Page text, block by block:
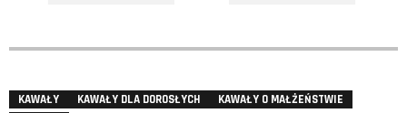
KAWAŁY KAWAŁY DLA DOROSŁYCH
KAWAŁY O MAŁŻEŃSTWIE